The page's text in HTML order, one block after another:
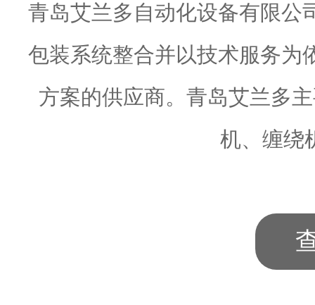
青岛艾兰多自动化设备有限公
包装系统整合并以技术服务为
方案的供应商。青岛艾兰多
机、缠绕